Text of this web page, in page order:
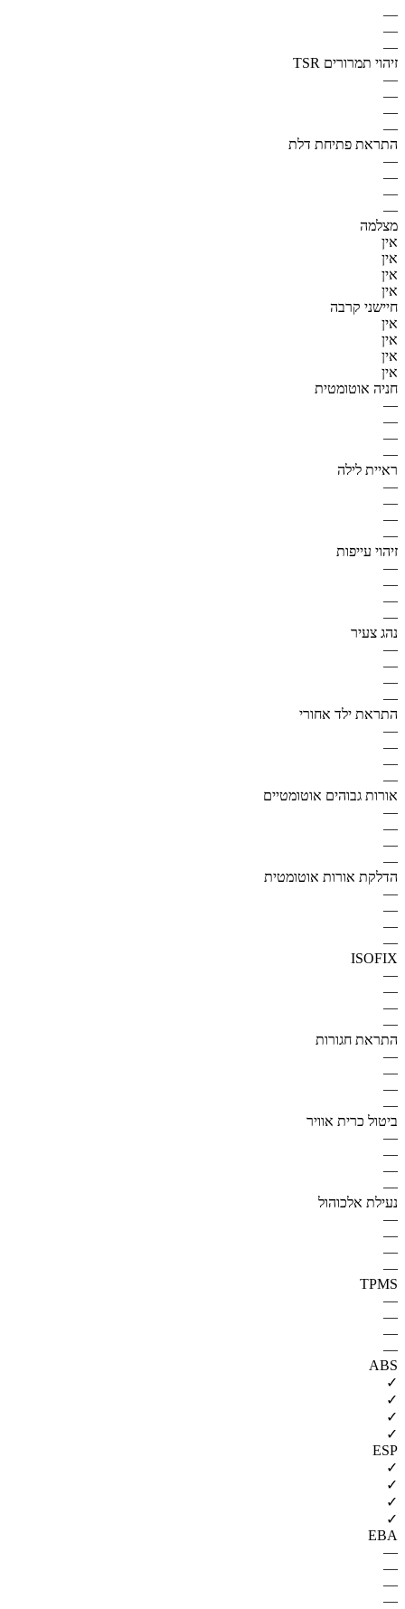
—
—
—
זיהוי תמרורים TSR
—
—
—
—
התראת פתיחת דלת
—
—
—
—
מצלמה
אין
אין
אין
אין
חיישני קרבה
אין
אין
אין
אין
חניה אוטומטית
—
—
—
—
ראיית לילה
—
—
—
—
זיהוי עייפות
—
—
—
—
נהג צעיר
—
—
—
—
התראת ילד אחורי
—
—
—
—
אורות גבוהים אוטומטיים
—
—
—
—
הדלקת אורות אוטומטית
—
—
—
—
ISOFIX
—
—
—
—
התראת חגורות
—
—
—
—
ביטול כרית אוויר
—
—
—
—
נעילת אלכוהול
—
—
—
—
TPMS
—
—
—
—
ABS
✓
✓
✓
✓
ESP
✓
✓
✓
✓
EBA
—
—
—
—